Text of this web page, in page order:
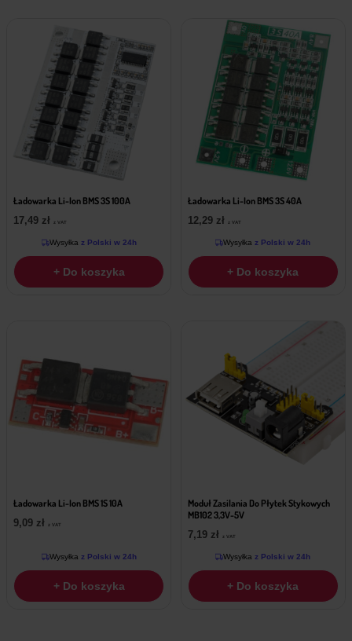
Ładowarka Li-Ion BMS 3S 100A
17,49 zł z VAT
Wysyłka z Polski w 24h
+ Do koszyka
Ładowarka Li-Ion BMS 3S 40A
12,29 zł z VAT
Wysyłka z Polski w 24h
+ Do koszyka
Ładowarka Li-Ion BMS 1S 10A
9,09 zł z VAT
Wysyłka z Polski w 24h
+ Do koszyka
Moduł Zasilania Do Płytek Stykowych
MB102 3,3V-5V
7,19 zł z VAT
Wysyłka z Polski w 24h
+ Do koszyka